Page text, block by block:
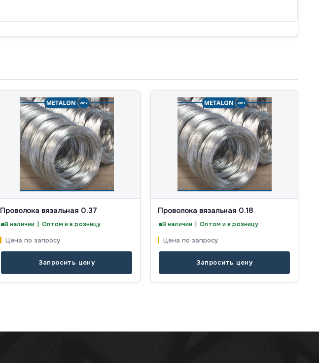
Проволока вязальная 0.37
В наличии | Оптом и в розницу
Цена по запросу
Запросить цену
Проволока вязальная 0.18
В наличии | Оптом и в розницу
Цена по запросу
Запросить цену